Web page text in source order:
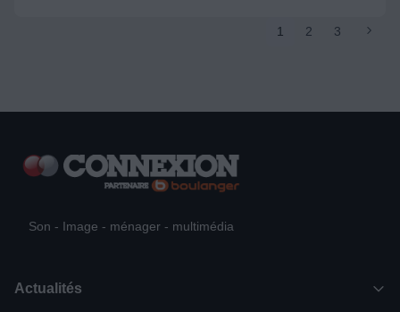
1 2 3
Son - Image - ménager - multimédia
Actualités